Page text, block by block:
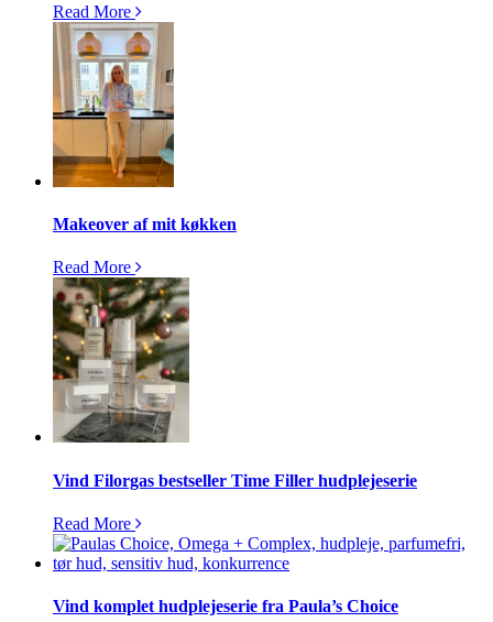
Read More
Makeover af mit køkken
Read More
Vind Filorgas bestseller Time Filler hudplejeserie
Read More
Vind komplet hudplejeserie fra Paula’s Choice